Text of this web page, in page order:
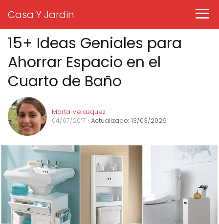
Casa Y Jardin
15+ Ideas Geniales para
Ahorrar Espacio en el
Cuarto de Baño
Marta Velazquez
04/07/2017 · Actualizado: 13/03/2026